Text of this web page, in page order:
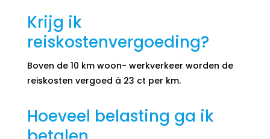
Krijg ik
reiskostenvergoeding?
Boven de 10 km woon- werkverkeer worden de
reiskosten vergoed à 23 ct per km.
Hoeveel belasting ga ik